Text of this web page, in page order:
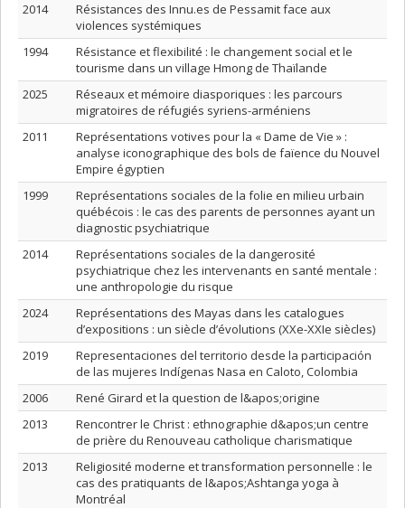
2014
Résistances des Innu.es de Pessamit face aux
violences systémiques
1994
Résistance et flexibilité : le changement social et le
tourisme dans un village Hmong de Thaïlande
2025
Réseaux et mémoire diasporiques : les parcours
migratoires de réfugiés syriens-arméniens
2011
Représentations votives pour la « Dame de Vie » :
analyse iconographique des bols de faïence du Nouvel
Empire égyptien
1999
Représentations sociales de la folie en milieu urbain
québécois : le cas des parents de personnes ayant un
diagnostic psychiatrique
2014
Représentations sociales de la dangerosité
psychiatrique chez les intervenants en santé mentale :
une anthropologie du risque
2024
Représentations des Mayas dans les catalogues
d’expositions : un siècle d’évolutions (XXe-XXIe siècles)
2019
Representaciones del territorio desde la participación
de las mujeres Indígenas Nasa en Caloto, Colombia
2006
René Girard et la question de l&apos;origine
2013
Rencontrer le Christ : ethnographie d&apos;un centre
de prière du Renouveau catholique charismatique
2013
Religiosité moderne et transformation personnelle : le
cas des pratiquants de l&apos;Ashtanga yoga à
Montréal